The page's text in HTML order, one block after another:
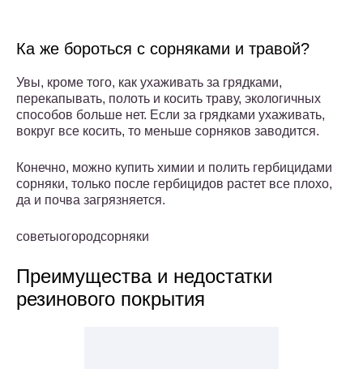
Ка же бороться с сорняками и травой?
Увы, кроме того, как ухаживать за грядками,
перекапывать, полоть и косить траву, экологичных
способов больше нет. Если за грядками ухаживать,
вокруг все косить, то меньше сорняков заводится.
Конечно, можно купить химии и полить гербицидами
сорняки, только после гербицидов растет все плохо,
да и почва загрязняется.
советыогородсорняки
Преимущества и недостатки
резинового покрытия